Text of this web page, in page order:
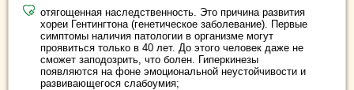
отягощенная наследственность. Это причина развития
хореи Гентингтона (генетическое заболевание). Первые
симптомы наличия патологии в организме могут
проявиться только в 40 лет. До этого человек даже не
сможет заподозрить, что болен. Гиперкинезы
появляются на фоне эмоциональной неустойчивости и
развивающегося слабоумия;